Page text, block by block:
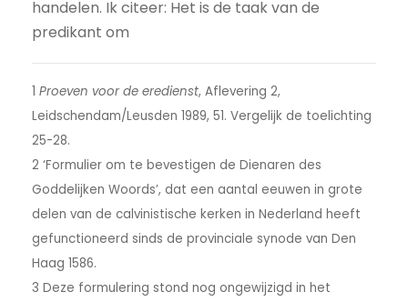
handelen. Ik citeer: Het is de taak van de
predikant om
1 Proeven voor de eredienst, Aflevering 2,
Leidschendam/Leusden 1989, 51. Vergelijk de toelichting
25-28.
2 ‘Formulier om te bevestigen de Dienaren des
Goddelijken Woords’, dat een aantal eeuwen in grote
delen van de calvinistische kerken in Nederland heeft
gefunctioneerd sinds de provinciale synode van Den
Haag 1586.
3 Deze formulering stond nog ongewijzigd in het